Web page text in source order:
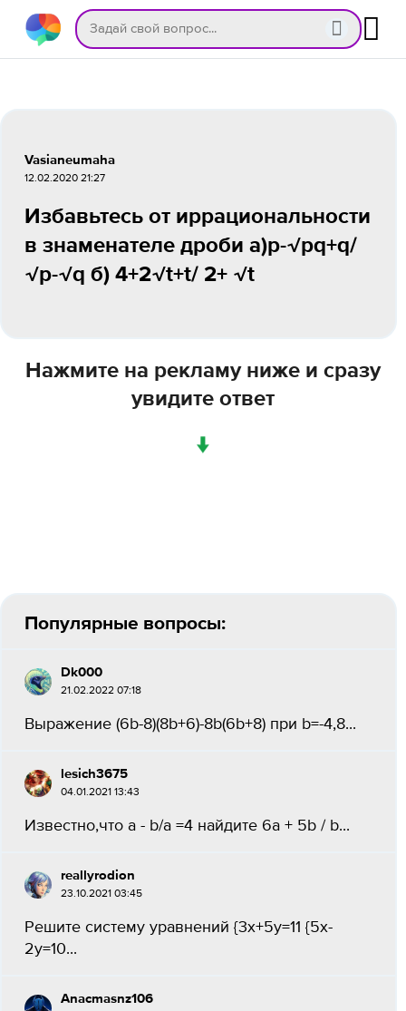
Vasianeumaha
12.02.2020 21:27
Избавьтесь от иррациональности
в знаменателе дроби a)p-√pq+q/
√p-√q б) 4+2√t+t/ 2+ √t
Нажмите на рекламу ниже и сразу
увидите ответ
↓
Популярные вопросы:
Dk000
21.02.2022 07:18
Выражение (6b-8)(8b+6)-8b(6b+8) при b=-4,8...
lesich3675
04.01.2021 13:43
Известно,что a - b/a =4 найдите 6a + 5b / b...
reallyrodion
23.10.2021 03:45
Решите систему уравнений {3x+5y=11 {5x-
2y=10...
Anacmasnz106